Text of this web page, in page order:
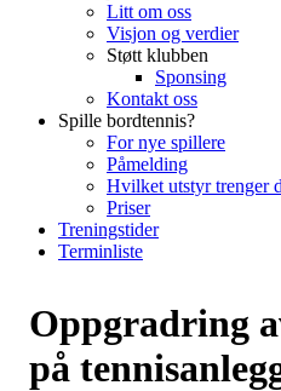
Litt om oss
Visjon og verdier
Støtt klubben
Sponsing
Kontakt oss
Spille bordtennis?
For nye spillere
Påmelding
Hvilket utstyr trenger
Priser
Treningstider
Terminliste
Oppgradring
på